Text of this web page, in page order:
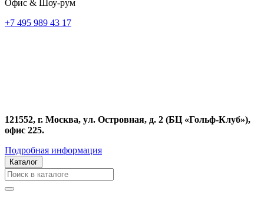
Офис & Шоу-рум
+7 495 989 43 17
121552, г. Москва, ул. Островная, д. 2 (БЦ «Гольф-Клуб»),
офис 225.
Подробная информация
Каталог